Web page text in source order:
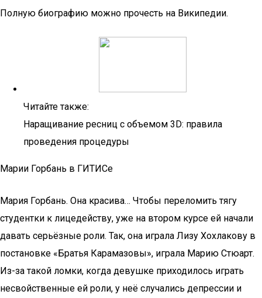
Полную биографию можно прочесть на Википедии.
Читайте также:
Наращивание ресниц с объемом 3D: правила
проведения процедуры
Марии Горбань в ГИТИСе
Мария Горбань. Она красива… Чтобы переломить тягу
студентки к лицедейству, уже на втором курсе ей начали
давать серьёзные роли. Так, она играла Лизу Хохлакову в
постановке «Братья Карамазовы», играла Марию Стюарт.
Из-за такой ломки, когда девушке приходилось играть
несвойственные ей роли, у неё случались депрессии и